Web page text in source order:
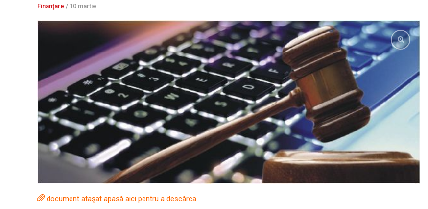
Finanţare / 10 martie
document ataşat apasă aici pentru a descărca.